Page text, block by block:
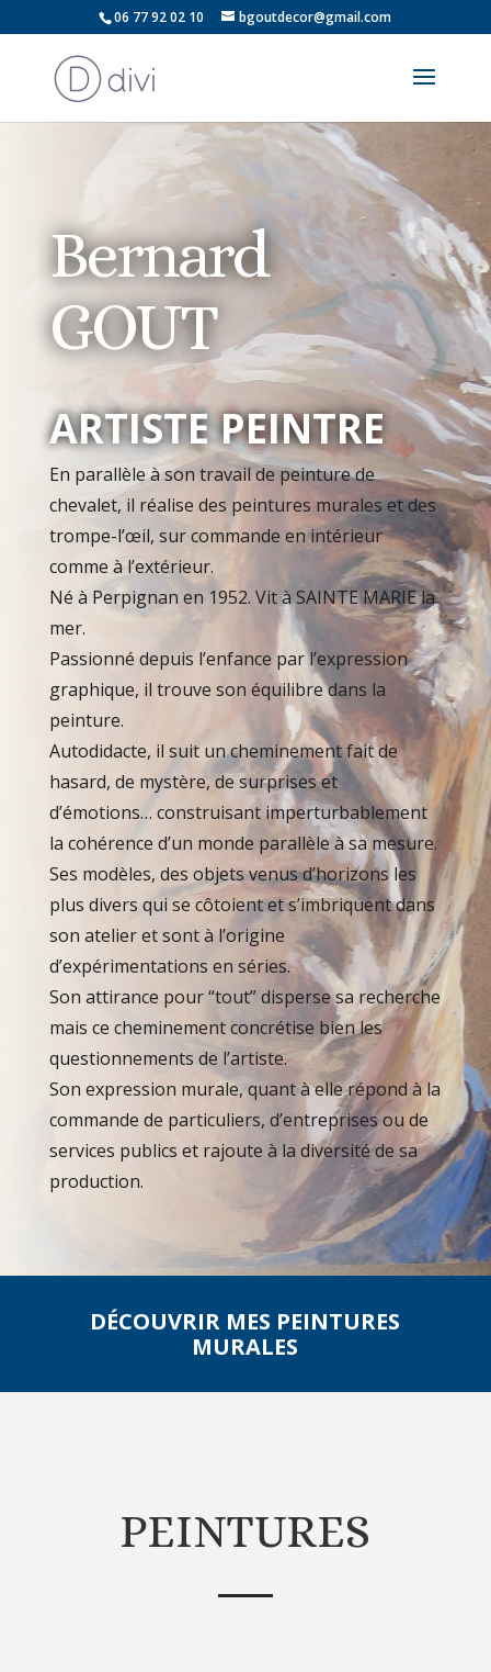
06 77 92 02 10 bgoutdecor@gmail.com
Bernard
GOUT
ARTISTE PEINTRE
En parallèle à son travail de peinture de
chevalet, il réalise des peintures murales et des
trompe-l’œil, sur commande en intérieur
comme à l’extérieur.
Né à Perpignan en 1952. Vit à SAINTE MARIE la
mer.
Passionné depuis l’enfance par l’expression
graphique, il trouve son équilibre dans la
peinture.
Autodidacte, il suit un cheminement fait de
hasard, de mystère, de surprises et
d’émotions… construisant imperturbablement
la cohérence d’un monde parallèle à sa mesure.
Ses modèles, des objets venus d’horizons les
plus divers qui se côtoient et s’imbriquent dans
son atelier et sont à l’origine
d’expérimentations en séries.
Son attirance pour “tout” disperse sa recherche
mais ce cheminement concrétise bien les
questionnements de l’artiste.
Son expression murale, quant à elle répond à la
commande de particuliers, d’entreprises ou de
services publics et rajoute à la diversité de sa
production.
DÉCOUVRIR MES PEINTURES
MURALES
PEINTURES